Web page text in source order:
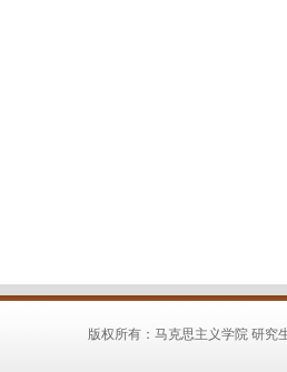
版权所有：马克思主义学院 研究